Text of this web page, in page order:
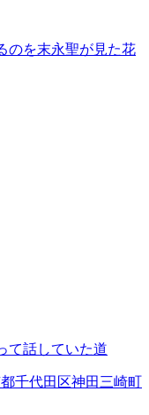
のを末永聖が見た花
て話していた道
千代田区神田三崎町